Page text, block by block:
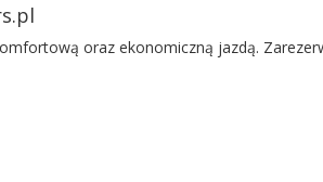
oraz ekonomiczną jazdą.